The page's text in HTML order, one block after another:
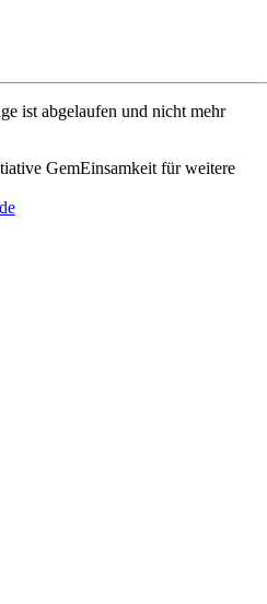
ist abgelaufen und nicht mehr
GemEinsamkeit für weitere